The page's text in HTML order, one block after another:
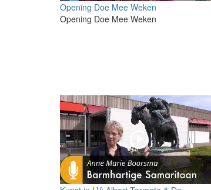
Opening Doe Mee Weken
Opening Doe Mee Weken